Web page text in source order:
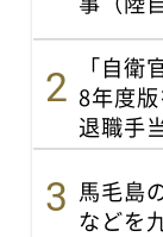
「自
8年度
退職手
馬毛島
などを